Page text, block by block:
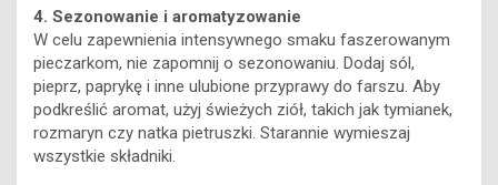
4. Sezonowanie i aromatyzowanie
W celu zapewnienia intensywnego smaku faszerowanym
pieczarkom, nie zapomnij o sezonowaniu. Dodaj sól,
pieprz, paprykę i inne ulubione przyprawy do farszu. Aby
podkreślić aromat, użyj świeżych ziół, takich jak tymianek,
rozmaryn czy natka pietruszki. Starannie wymieszaj
wszystkie składniki.